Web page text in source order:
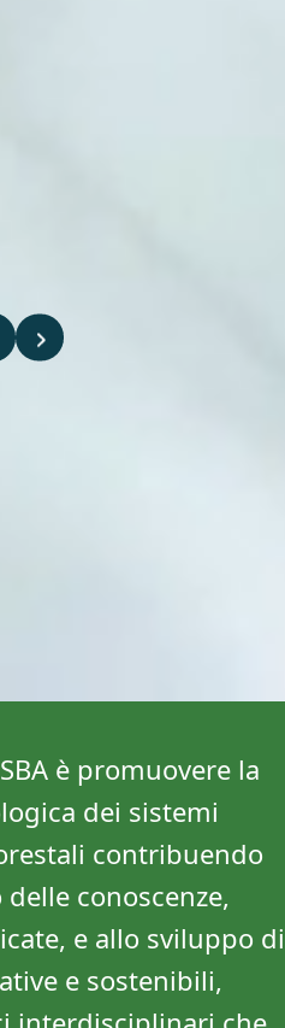
è promuovere la
dei sistemi
contribuendo
delle conoscenze,
e allo sviluppo di
e sostenibili,